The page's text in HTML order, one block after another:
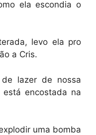
ela escondia o
levo ela pro
a Cris.
lazer de nossa
encostada na
uma bomba